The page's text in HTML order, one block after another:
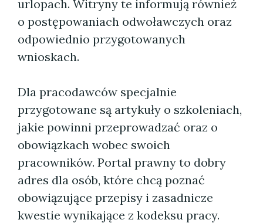
urlopach. Witryny te informują również
o postępowaniach odwoławczych oraz
odpowiednio przygotowanych
wnioskach.
Dla pracodawców specjalnie
przygotowane są artykuły o szkoleniach,
jakie powinni przeprowadzać oraz o
obowiązkach wobec swoich
pracowników. Portal prawny to dobry
adres dla osób, które chcą poznać
obowiązujące przepisy i zasadnicze
kwestie wynikające z kodeksu pracy.